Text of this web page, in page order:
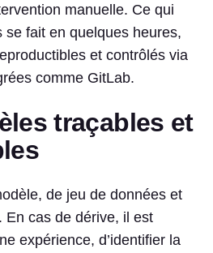
manuelle. Ce qui
se fait en quelques heures,
et contrôlés via
comme GitLab.
traçables et
de jeu de données et
En cas de dérive, il est
expérience, d’identifier la